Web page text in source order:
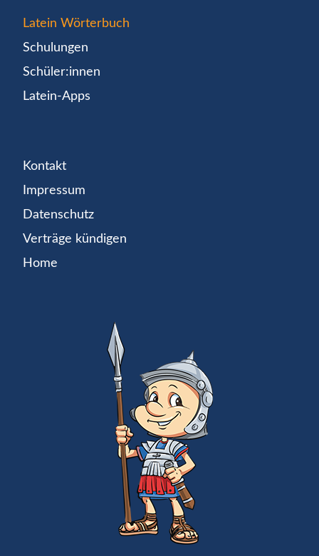
Latein Wörterbuch
Schulungen
Schüler:innen
Latein-Apps
Kontakt
Impressum
Datenschutz
Verträge kündigen
Home